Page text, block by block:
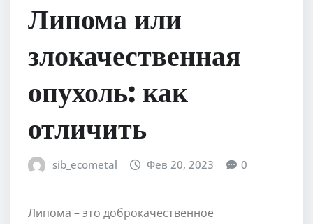
Липома или
злокачественная
опухоль: как
отличить
sib_ecometal Фев 20, 2023 0
Липома – это доброкачественное